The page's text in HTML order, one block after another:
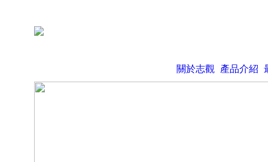
關於志觀 產品介紹